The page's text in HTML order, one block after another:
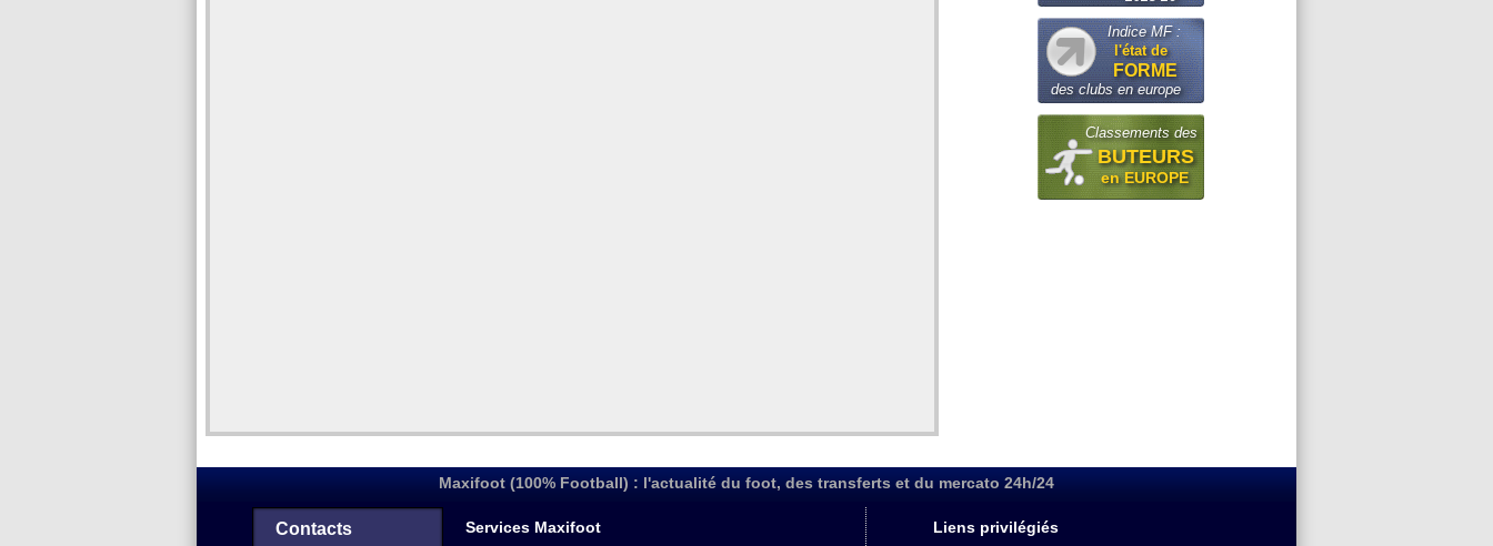
Indice MF :
l'état de
FORME
des clubs en europe
Classements des
BUTEURS
en EUROPE
Maxifoot (100% Football) : l'actualité du foot, des transferts et du mercato 24h/24
Contacts Services Maxifoot Liens privilégiés